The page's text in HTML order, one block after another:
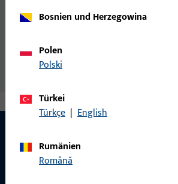
Allgemeine Informationen
Senk-Blechschraube DIN7982/21184 4,8 x L
KONTAKT
Bosnien und Herzegowina
Polen
Polski
Türkei
Türkçe | English
Rumänien
Română